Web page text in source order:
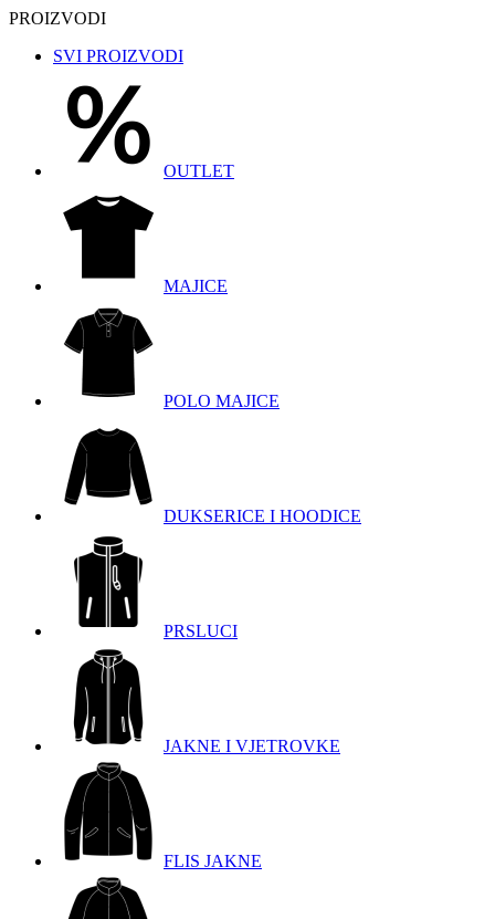
PROIZVODI
SVI PROIZVODI
OUTLET
MAJICE
POLO MAJICE
DUKSERICE I HOODICE
PRSLUCI
JAKNE I VJETROVKE
FLIS JAKNE